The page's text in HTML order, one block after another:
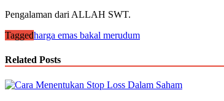
Pengalaman dari ALLAH SWT.
Taggedharga emas bakal merudum
Related Posts